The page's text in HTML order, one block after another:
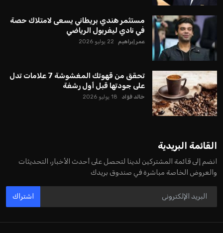
دخل نادي ليفربول الإنجليزي في مفاوضات مع المستثمر البريطاني
– الهندي أميت باتيا، حيث تدور النقاشات حول إمكانية استثمار
يتضمن شراء حصة أقلية في النادي. هذه الخطوة قد تساهم في
تعزيز الموارد المالية لـ”الريدز” في المستقبل القريب.
وأكدت مجموعة “فينواي سبورتس غروب”، التي تمتلك النادي، أنها
المباحثات تركز على استثمار استراتيجي عبر الاستحواذ على حصة
أقلية من أسهم ليفربول، رغم عدم الكشف عن تفاصيل دقيقة بشأن
الصفقة حتى الآن.
تشير التقارير الصحفية إلى أن نجاح هذه الصفقة قد يزيد من القيمة
السوقية لنادي ليفربول لتتجاوز ستة مليارات دولار، بشرط التوصل
في مراحلها الأولية، مما يعني أنه لم يتم التوصل بعد إلى أي اتفاق